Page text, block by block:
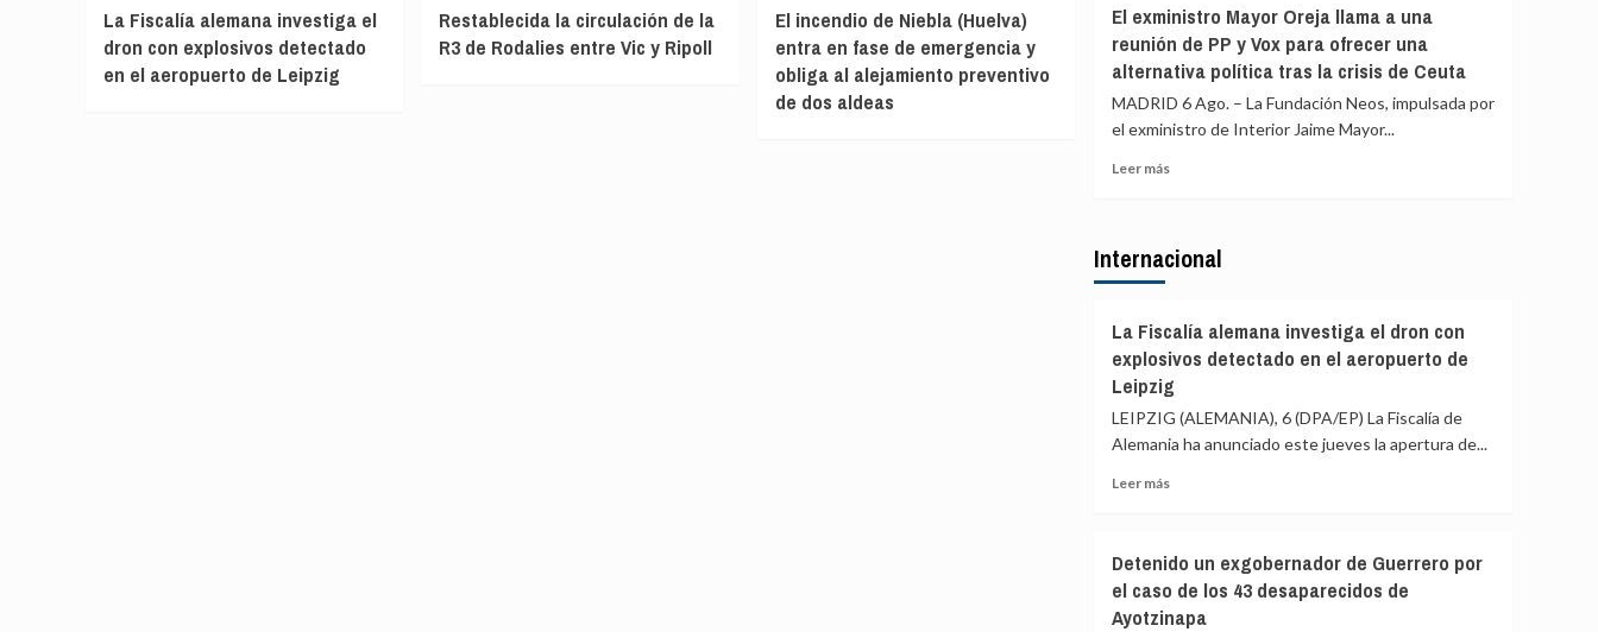
La Fiscalía alemana investiga el
dron con explosivos detectado
en el aeropuerto de Leipzig
Restablecida la circulación de la
R3 de Rodalies entre Vic y Ripoll
El incendio de Niebla (Huelva)
entra en fase de emergencia y
obliga al alejamiento preventivo
de dos aldeas
si
rechazan
acoger
menores
migrantes
Ceuta
señala
que
al
le
«consta»
una
masiva
el
15
agosto
El exministro Mayor Oreja llama a una
reunión de PP y Vox para ofrecer una
alternativa política tras la crisis de Ceuta
MADRID 6 Ago. – La Fundación Neos, impulsada por
el exministro de Interior Jaime Mayor...
Leer másLeer
exministro
llama
una
reunión
de
PP
Vox
alternativa
política
tras
Internacional
La Fiscalía alemana investiga el dron con
explosivos detectado en el aeropuerto de
Leipzig
LEIPZIG (ALEMANIA), 6 (DPA/EP) La Fiscalía de
Alemania ha anunciado este jueves la apertura de...
Leer másLeer
Fiscalía
alemana
investiga
Detenido un exgobernador de Guerrero por
el caso de los 43 desaparecidos de
Ayotzinapa